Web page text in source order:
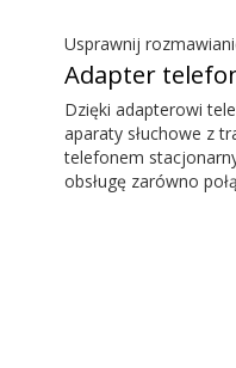
słuchowych Oticon z
odbiera również
indukcyjnych w
Usprawnij
Adapter
Dzięki adapterowi
aparaty słuchowe z
telefonem
obsługę zarówno